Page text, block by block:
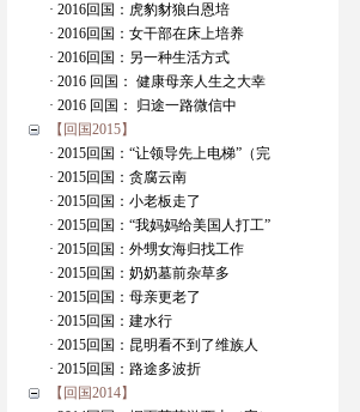
· 2016回国：虎豹豺狼白恩培
· 2016回国：女干部在床上培养
· 2016回国：另一种生活方式
· 2016 回国： 健康母亲人生之大幸
· 2016 回国： 归途一路微信中
【回国2015】
· 2015回国：“让领导先上电梯”（完
· 2015回国：贪腐云南
· 2015回国：小老板走了
· 2015回国：“我妈妈给美国人打工”
· 2015回国：外甥女海归找工作
· 2015回国：奶奶墓前杂草多
· 2015回国：母亲更老了
· 2015回国：建水行
· 2015回国：昆明看不到了维族人
· 2015回国：路途多波折
【回国2014】